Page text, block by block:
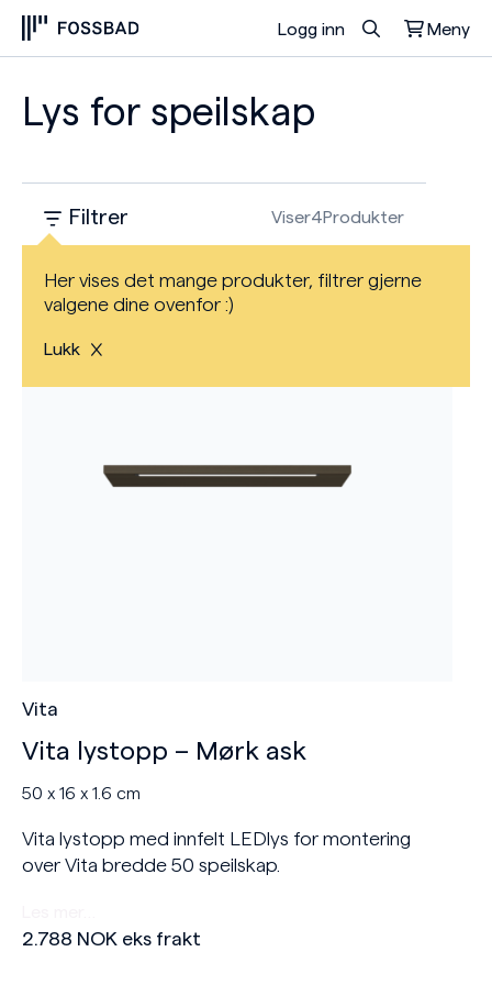
Logg inn Meny
Du har ingen produkter i handlekurven.
Lys for speilskap
Filtrer Viser4Produkter
Her vises det mange produkter, filtrer gjerne
valgene dine ovenfor :)
Lukk
Vita
Vita lystopp – Mørk ask
50 x 16 x 1.6 cm
Vita lystopp med innfelt LEDlys for montering
over Vita bredde 50 speilskap.
2.788 NOK eks frakt